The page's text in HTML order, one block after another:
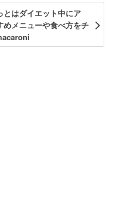
とはダイエット中にア
めメニューや食べ方をチ